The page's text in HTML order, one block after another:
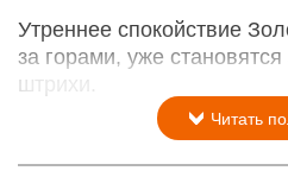
Утреннее спокойствие
за горами, уже
штрихи.
Читать